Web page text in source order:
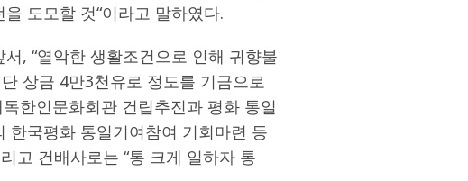
도모할 것“이라고 말하였다.
, “열악한 생활조건으로 인해 귀향불
상금 4만3천유로 정도를 기금으로
한인문화회관 건립추진과 평화 통일
한국평화 통일기여참여 기회마련 등
고 건배사로는 “통 크게 일하자 통